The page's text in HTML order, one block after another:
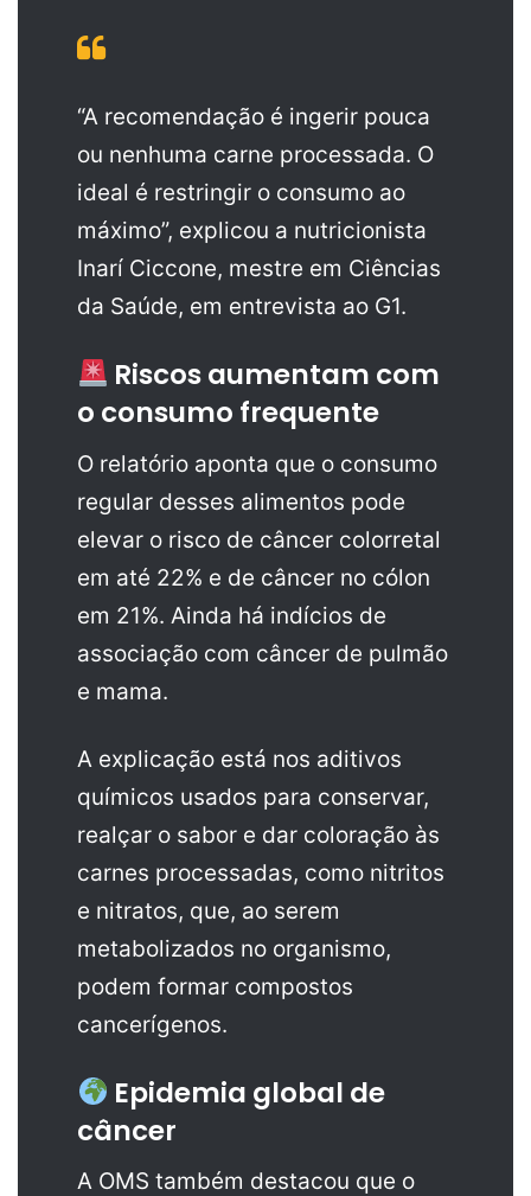
“A recomendação é ingerir pouca
ou nenhuma carne processada. O
ideal é restringir o consumo ao
máximo”, explicou a nutricionista
Inarí Ciccone, mestre em Ciências
da Saúde, em entrevista ao G1.
Riscos aumentam com
o consumo frequente
O relatório aponta que o consumo
regular desses alimentos pode
elevar o risco de câncer colorretal
em até 22% e de câncer no cólon
em 21%. Ainda há indícios de
associação com câncer de pulmão
e mama.
A explicação está nos aditivos
químicos usados para conservar,
realçar o sabor e dar coloração às
carnes processadas, como nitritos
e nitratos, que, ao serem
metabolizados no organismo,
podem formar compostos
cancerígenos.
Epidemia global de
câncer
A OMS também destacou que o